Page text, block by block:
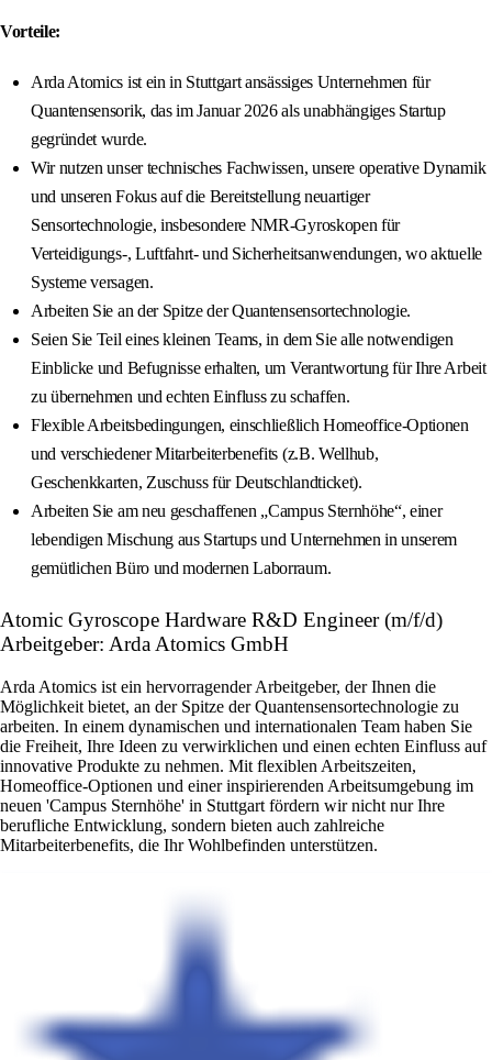
Vorteile:
Arda Atomics ist ein in Stuttgart ansässiges Unternehmen für
Quantensensorik, das im Januar 2026 als unabhängiges Startup
gegründet wurde.
Wir nutzen unser technisches Fachwissen, unsere operative Dynamik
und unseren Fokus auf die Bereitstellung neuartiger
Sensortechnologie, insbesondere NMR-Gyroskopen für
Verteidigungs-, Luftfahrt- und Sicherheitsanwendungen, wo aktuelle
Systeme versagen.
Arbeiten Sie an der Spitze der Quantensensortechnologie.
Seien Sie Teil eines kleinen Teams, in dem Sie alle notwendigen
Einblicke und Befugnisse erhalten, um Verantwortung für Ihre Arbeit
zu übernehmen und echten Einfluss zu schaffen.
Flexible Arbeitsbedingungen, einschließlich Homeoffice-Optionen
und verschiedener Mitarbeiterbenefits (z.B. Wellhub,
Geschenkkarten, Zuschuss für Deutschlandticket).
Arbeiten Sie am neu geschaffenen „Campus Sternhöhe“, einer
lebendigen Mischung aus Startups und Unternehmen in unserem
gemütlichen Büro und modernen Laborraum.
Atomic Gyroscope Hardware R&D Engineer (m/f/d)
Arbeitgeber: Arda Atomics GmbH
Arda Atomics ist ein hervorragender Arbeitgeber, der Ihnen die
Möglichkeit bietet, an der Spitze der Quantensensortechnologie zu
arbeiten. In einem dynamischen und internationalen Team haben Sie
die Freiheit, Ihre Ideen zu verwirklichen und einen echten Einfluss auf
innovative Produkte zu nehmen. Mit flexiblen Arbeitszeiten,
Homeoffice-Optionen und einer inspirierenden Arbeitsumgebung im
neuen 'Campus Sternhöhe' in Stuttgart fördern wir nicht nur Ihre
berufliche Entwicklung, sondern bieten auch zahlreiche
Mitarbeiterbenefits, die Ihr Wohlbefinden unterstützen.